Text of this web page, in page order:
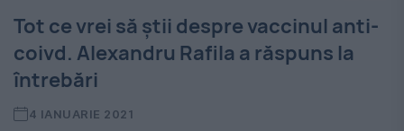
Tot ce vrei să știi despre vaccinul anti-
coivd. Alexandru Rafila a răspuns la
întrebări
4 IANUARIE 2021